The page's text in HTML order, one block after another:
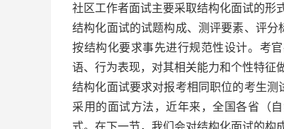
社区工作者面试主要采取结构化面试的形式
结构化面试的试题构成、测评要素、评
按结构化要求事先进行规范性设计。考
语、行为表现，对其相关能力和个性特征
结构化面试要求对报考相同职位的考生
采用的面试方法，近年来，全国各省（
式。在下一节，我们会对结构化面试的构